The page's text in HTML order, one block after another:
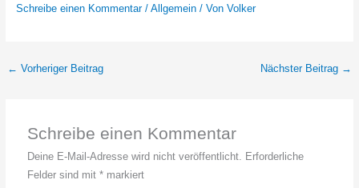
Schreibe einen Kommentar / Allgemein/ Von Volker
← Vorheriger Beitrag Nächster Beitrag →
Schreibe einen Kommentar
Deine E-Mail-Adresse wird nicht veröffentlicht. Erforderliche
Felder sind mit* markiert